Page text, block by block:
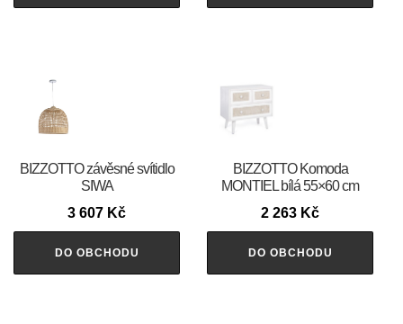
BIZZOTTO závěsné svítidlo
SIWA
3 607 Kč
DO OBCHODU
BIZZOTTO Komoda
MONTIEL bílá 55×60 cm
2 263 Kč
DO OBCHODU